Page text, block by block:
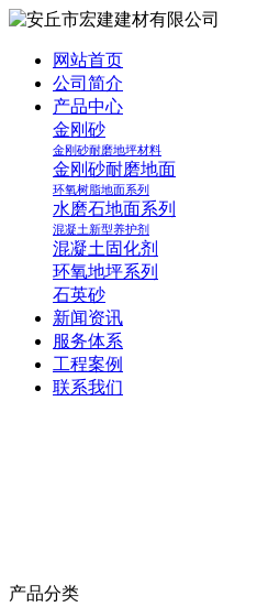
网站首页
公司简介
产品中心
金刚砂
金刚砂耐磨地坪材料
金刚砂耐磨地面
环氧树脂地面系列
水磨石地面系列
混凝土新型养护剂
混凝土固化剂
环氧地坪系列
石英砂
新闻资讯
服务体系
工程案例
联系我们
产品分类